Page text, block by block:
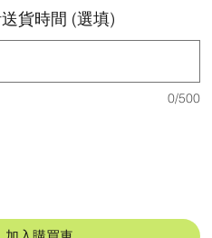
貨時間 (選填)
0/500